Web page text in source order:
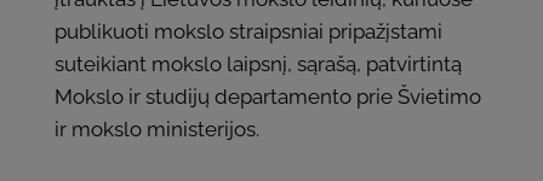
publikuoti mokslo straipsniai pripažįstami
suteikiant mokslo laipsnį, sąrašą, patvirtintą
Mokslo ir studijų departamento prie Švietimo
ir mokslo ministerijos.